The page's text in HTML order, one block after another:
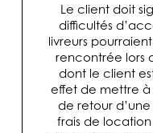
Le client doit
difficultés
livreurs
rencontrée lors
dont le client
effet de mettre à
de retour d’une
frais de